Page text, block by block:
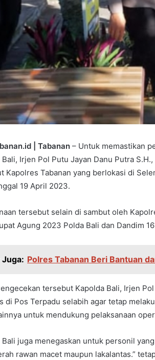
| Tabanan – Untuk memastikan
Bali, Irjen Pol Putu Jayan Danu Putra
Kapolres Tabanan yang berlokasi di
19 April 2023.
tersebut selain di sambut oleh
Agung 2023 Polda Bali dan Dandim
Juga: Polres Tabanan Beri Bantuan
tersebut Kapolda Bali, Irjen
di Pos Terpadu selabih agar tetap
untuk mendukung pelaksanaan
Bali juga menegaskan untuk personil
rawan macet maupun lakalantas.”